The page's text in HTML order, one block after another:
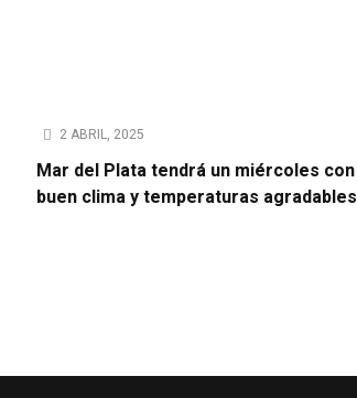
2 ABRIL, 2025
Mar del Plata tendrá un miércoles con
buen clima y temperaturas agradables